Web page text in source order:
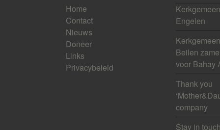
Home
Contact
Nieuws
Doneer
Links
Privacybeleid
Engelen
Beilen
voor Bahay
Thank you
company
Stay in